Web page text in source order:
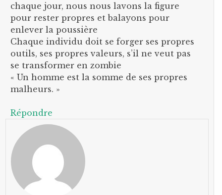
chaque jour, nous nous lavons la figure
pour rester propres et balayons pour
enlever la poussière
Chaque individu doit se forger ses propres
outils, ses propres valeurs, s’il ne veut pas
se transformer en zombie
« Un homme est la somme de ses propres
malheurs. »
Répondre